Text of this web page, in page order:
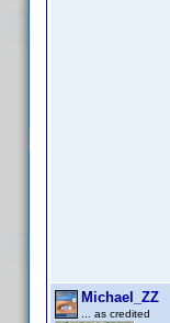
Michael_ZZ
... as credited